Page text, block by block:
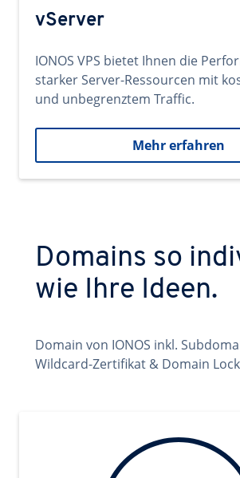
vServer
IONOS VPS bietet Ihnen die
starker Server-Ressourcen mit
und unbegrenztem Traffic.
Mehr erfahren
Domains so
wie Ihre Ideen.
Domain von IONOS inkl.
Wildcard-Zertifikat & Domain